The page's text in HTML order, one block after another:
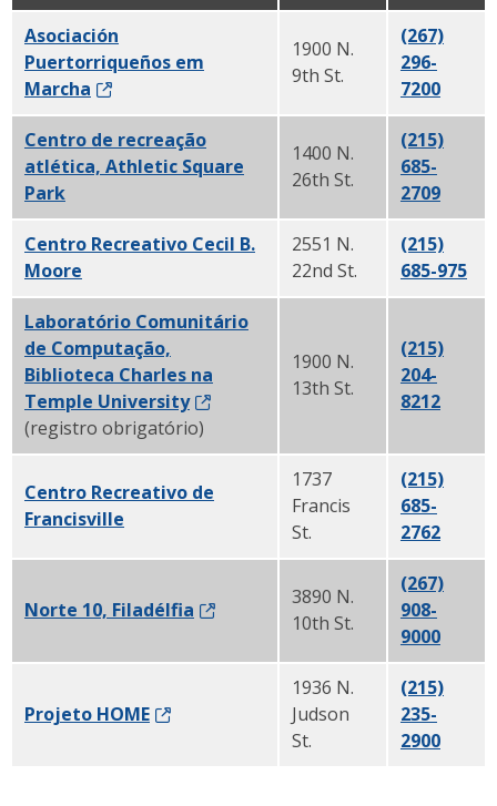
Asociación
Puertorriqueños em
Marcha
1900 N.
9th St.
(267)
296-
7200
Centro de recreação
atlética, Athletic Square
Park
1400 N.
26th St.
(215)
685-
2709
Centro Recreativo Cecil B.
Moore
2551 N.
22nd St.
(215)
685-975
Laboratório Comunitário
de Computação,
Biblioteca Charles na
Temple University
(registro obrigatório)
1900 N.
13th St.
(215)
204-
8212
Centro Recreativo de
Francisville
1737
Francis
St.
(215)
685-
2762
Norte 10, Filadélfia
3890 N.
10th St.
(267)
908-
9000
Projeto HOME
1936 N.
Judson
St.
(215)
235-
2900